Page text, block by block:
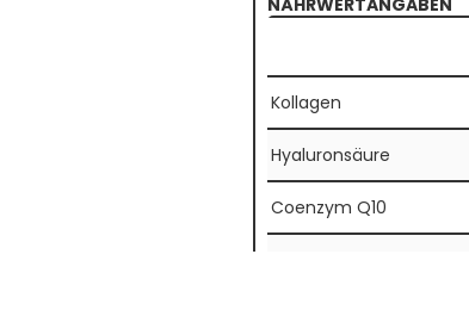
NÄHRWERTANGABEN
Kollagen
Hyaluronsäure
Coenzym Q10